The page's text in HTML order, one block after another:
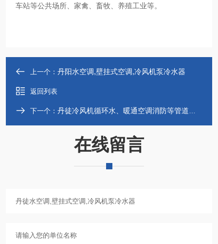
车站等公共场所、家禽、畜牧、养殖工业等。
上一个： 丹阳水空调,壁挂式空调,冷风机泵冷水器
返回列表
下一个： 丹徒冷风机循环水、暖通空调消防等管道系统
在线留言